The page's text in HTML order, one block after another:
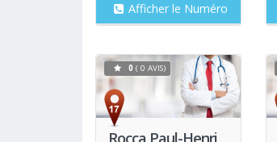
Afficher le Numéro
Rocca Paul-Henri
Voir
0 ( 0 AVIS)
Fiche